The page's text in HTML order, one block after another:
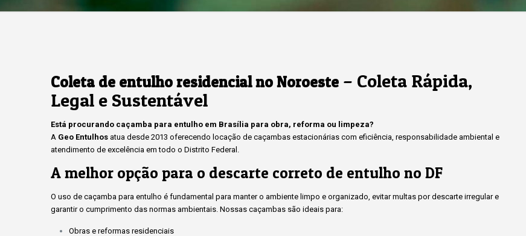
Coleta de entulho residencial no Noroeste – Coleta Rápida,
Legal e Sustentável
Está procurando caçamba para entulho em Brasília para obra, reforma ou limpeza?
A Geo Entulhos atua desde 2013 oferecendo locação de caçambas estacionárias com eficiência, responsabilidade ambiental e
atendimento de excelência em todo o Distrito Federal.
A melhor opção para o descarte correto de entulho no DF
O uso de caçamba para entulho é fundamental para manter o ambiente limpo e organizado, evitar multas por descarte irregular e
garantir o cumprimento das normas ambientais. Nossas caçambas são ideais para:
Obras e reformas residenciais